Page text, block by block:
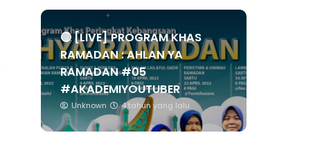
🔴 [LIVE] PROGRAM KHAS
RAMADAN : AHLAN YA
RAMADAN #05
#AKADEMIYOUTUBER
Unknown 4 tahun yang lalu